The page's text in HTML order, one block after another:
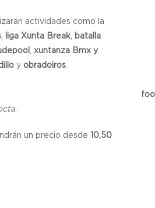
actividades como la
liga Xunta Break batalla
xuntanza Bmx y
y obradoiros
.
un precio desde 10,50